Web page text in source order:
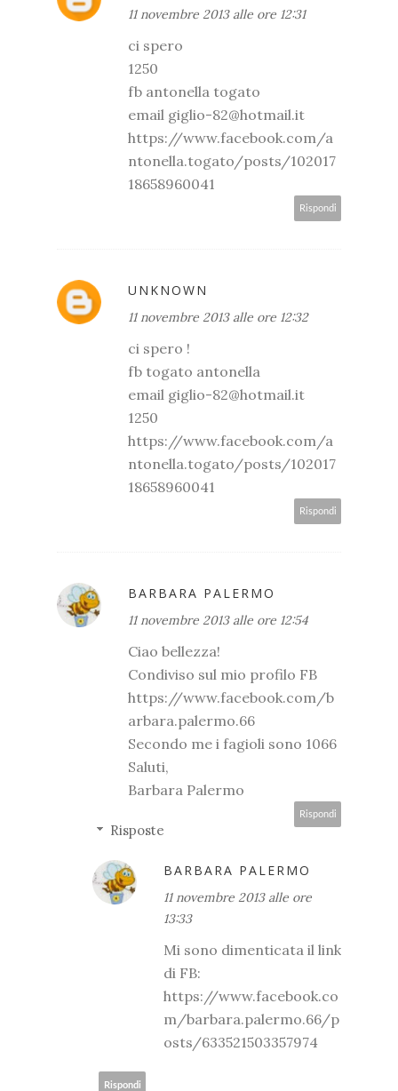
11 novembre 2013 alle ore 12:31
ci spero
1250
fb antonella togato
email giglio-82@hotmail.it
https://www.facebook.com/a
ntonella.togato/posts/102017
18658960041
Rispondi
UNKNOWN
11 novembre 2013 alle ore 12:32
ci spero !
fb togato antonella
email giglio-82@hotmail.it
1250
https://www.facebook.com/a
ntonella.togato/posts/102017
18658960041
Rispondi
BARBARA PALERMO
11 novembre 2013 alle ore 12:54
Ciao bellezza!
Condiviso sul mio profilo FB
https://www.facebook.com/b
arbara.palermo.66
Secondo me i fagioli sono 1066
Saluti,
Barbara Palermo
Rispondi
Risposte
BARBARA PALERMO
11 novembre 2013 alle ore
13:33
Mi sono dimenticata il link
di FB:
https://www.facebook.co
m/barbara.palermo.66/p
osts/633521503357974
Rispondi